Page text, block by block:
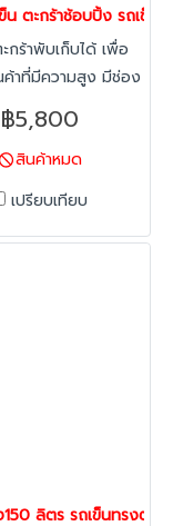
อหมุนทั้งหมด 4 ล้อ
รับที่แคบเลี้ยวทางโค้ง
ะไม่สึกหรอเร็ว) หาก
ล้อหมุนได้ 2 ตัวและ
2 ตัว(เหมาะสำหรับ
านทางตรง ต้องการ
ารตีวงเลี้ยว) กรุณา
สถิตย์ หรือล้อทาง
รุณาติดต่อฝ่ายขาย
ะมอลล์, mini Big C,
ข็น ตะกร้าช้อบปิ้ง รถเข็
กร้าพับเก็บได้ เพื่อ
าที่มีความสูง มีช่อง
เป็นลักษณะแผ่นด้าน
นประตู หรือไม้อัดได้
โครงสร้างเหล็กพ่นสี
วถาดและตะกร้าชุบ
พื้้นที่สามารถซ้อนคัน
฿5,800
สินค้าหมด
เปรียบเทียบ
ง ยี่ห้อ Happy Move
150 ลิตร รถเข็นทรงต